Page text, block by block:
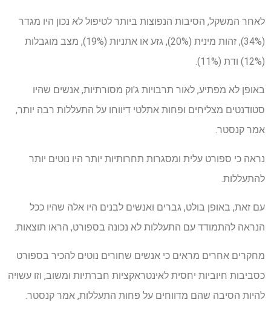
לאחר המשקל, הסיבות הנפוצות ביותר לטיפול לא נכון היו מגדר
(34%), זהות מינית (20%), גזע או אתניות (19%), מצב מוגבלות
(12%) ודת (11%).
באופן לא מפתיע, לאור תרבויות ג'וק מסורתיות, אנשים שהיו
סטודנטים מצליחים ופחות אתלטי דיווחו על התעללות רבה יותר,
אמר קנסטר.
נראה כי ספורט עלית ומסגרות תחרותיות יותר היו נוטים יותר
להתעללות.
עם זאת, באופן בולט, גברים ואנשים לבנים היו אלה שהיו ככל
הנראה להתמודד עם התעללות לא נכונה בספורט, הראו תוצאות.
מחקרים אחרים מראים כי אנשים שחורים נוטים להכיר בספורט
כסביבות חיוביות יחסית לאינטראקציות חברתיות ומשוב, וזו עשויה
להיות הסיבה שהם מדווחים על פחות התעללות, אמר קנסטר.